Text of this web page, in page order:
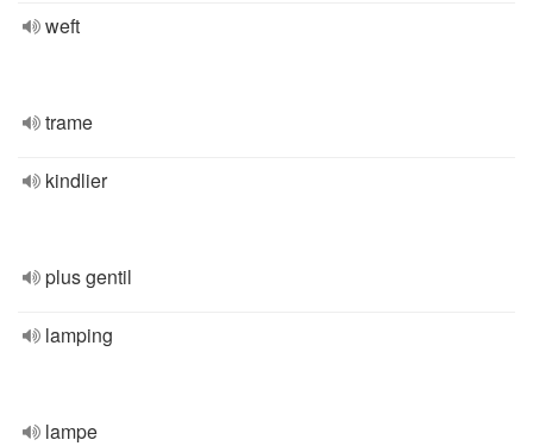
weft
trame
kindlier
plus gentil
lamping
lampe